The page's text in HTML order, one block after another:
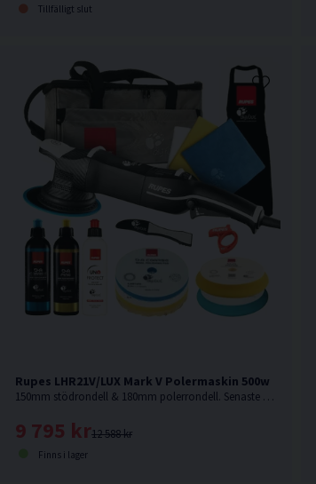
Tillfälligt slut
Rupes LHR21V/LUX Mark V Polermaskin 500w
150mm stödrondell & 180mm polerrondell. Senaste modellen från Rupes.
12 588 kr
9 795 kr
Finns i lager